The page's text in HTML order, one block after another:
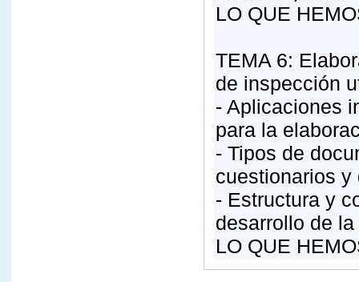
LO QUE
TEMA 6:
de inspección
- Aplicaciones
para la
- Tipos de
cuestionarios y
- Estructura y
desarrollo de
LO QUE